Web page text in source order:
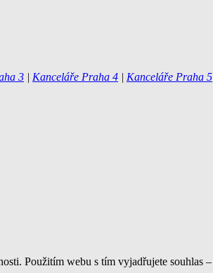
3 | Kanceláře Praha 4 | Kanceláře Praha 5
Použitím webu s tím vyjadřujete souhlas –